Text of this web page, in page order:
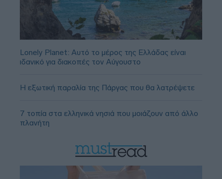
Lonely Planet: Αυτό το μέρος της Ελλάδας είναι
ιδανικό για διακοπές τον Αύγουστο
Η εξωτική παραλία της Πάργας που θα λατρέψετε
7 τοπία στα ελληνικά νησιά που μοιάζουν από άλλο
πλανήτη